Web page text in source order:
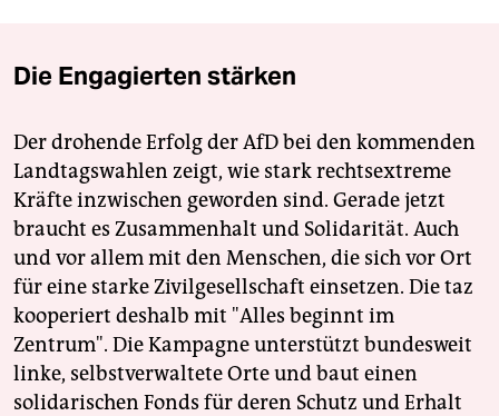
Die Engagierten stärken
Der drohende Erfolg der AfD bei den kommenden
Landtagswahlen zeigt, wie stark rechtsextreme
Kräfte inzwischen geworden sind. Gerade jetzt
braucht es Zusammenhalt und Solidarität. Auch
und vor allem mit den Menschen, die sich vor Ort
für eine starke Zivilgesellschaft einsetzen. Die taz
kooperiert deshalb mit "Alles beginnt im
Zentrum". Die Kampagne unterstützt bundesweit
linke, selbstverwaltete Orte und baut einen
solidarischen Fonds für deren Schutz und Erhalt